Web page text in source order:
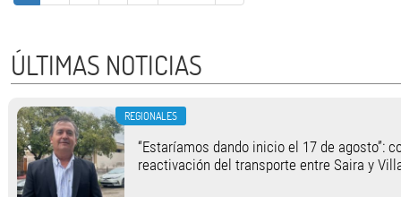
ÚLTIMAS NOTICIAS
REGIONALES
“Estaríamos dando inicio el 17 de agosto”:
reactivación del transporte entre Saira y